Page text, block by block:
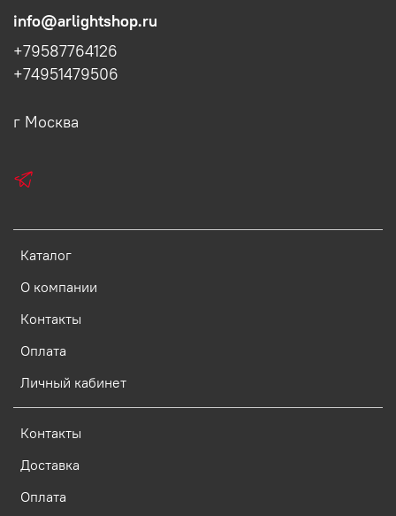
Каталог
О компании
Контакты
Оплата
Личный кабинет
Контакты
Доставка
Оплата
info@arlightshop.ru
+79587764126
+74951479506
г Москва